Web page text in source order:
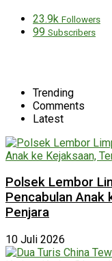
23.9k Followers
99 Subscribers
Trending
Comments
Latest
Polsek Lembor
Pencabulan Anak
Penjara
10 Juli 2026